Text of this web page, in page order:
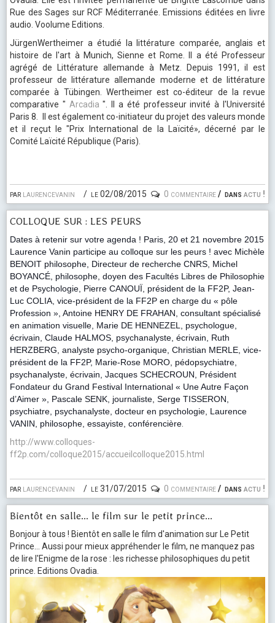
par laurencevanin le 02/08/2015 dans actu !
0 commentaire
Rue des Sages sur RCF Méditerranée. Emissions éditées en livre
audio. Voolume Editions.
JürgenWertheimer a étudié la littérature comparée, anglais et
histoire de l'art à Munich, Sienne et Rome. Il a été Professeur
agrégé de Littérature allemande à Metz. Depuis 1991, il est
professeur de littérature allemande moderne et de littérature
comparée à Tübingen. Wertheimer est co-éditeur de la revue
comparative " Arcadia ". Il a été professeur invité à l'Université
Paris 8. Il est également co-initiateur du projet des valeurs monde
et il reçut le "Prix International de la Laïcité», décerné par le
Comité Laïcité République (Paris).
COLLOQUE SUR : LES PEURS
par laurencevanin le 31/07/2015 dans actu !
0 commentaire
Dates à retenir sur votre agenda ! Paris, 20 et 21 novembre 2015
Laurence Vanin participe au colloque sur les peurs ! avec Michèle
BENOIT philosophe, Directeur de recherche CNRS, Michel
BOYANCÉ, philosophe, doyen des Facultés Libres de Philosophie
et de Psychologie, Pierre CANOUÏ, président de la FF2P, Jean-
Luc COLIA, vice-président de la FF2P en charge du « pôle
Profession », Antoine HENRY DE FRAHAN, consultant spécialisé
en animation visuelle, Marie DE HENNEZEL, psychologue,
écrivain, Claude HALMOS, psychanalyste, écrivain, Ruth
HERZBERG, analyste psycho-organique, Christian MERLE, vice-
président de la FF2P, Marie-Rose MORO, pédopsychiatre,
psychanalyste, écrivain, Jacques SCHECROUN, Président
Fondateur du Grand Festival International « Une Autre Façon
d’Aimer », Pascale SENK, journaliste, Serge TISSERON,
psychiatre, psychanalyste, docteur en psychologie, Laurence
VANIN, philosophe, essayiste, conférencière.
http://www.colloques-
ff2p.com/colloque2015/accueilcolloque2015.html
Bientôt en salle... le film sur le petit prince...
Bonjour à tous ! Bientôt en salle le film d'animation sur Le Petit
Prince... Aussi pour mieux appréhender le film, ne manquez pas
de lire l'Enigme de la rose : les richesse philosophiques du petit
prince. Editions Ovadia.